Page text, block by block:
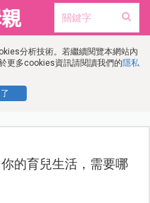
分析技術。若繼續閱覽本網站內
更多cookies資訊請閱讀我們的隱私
的育兒生活，需要哪